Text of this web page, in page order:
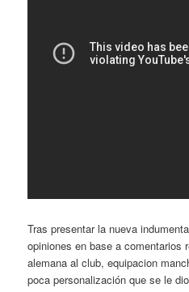
Tras presentar la nueva
opiniones en base a comentarios
alemana al club, equipacion
poca personalización que se le